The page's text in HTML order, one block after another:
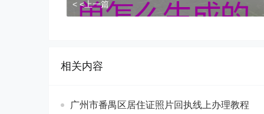
< <上一篇
相关内容
广州市番禺区居住证照片回执线上办理教程